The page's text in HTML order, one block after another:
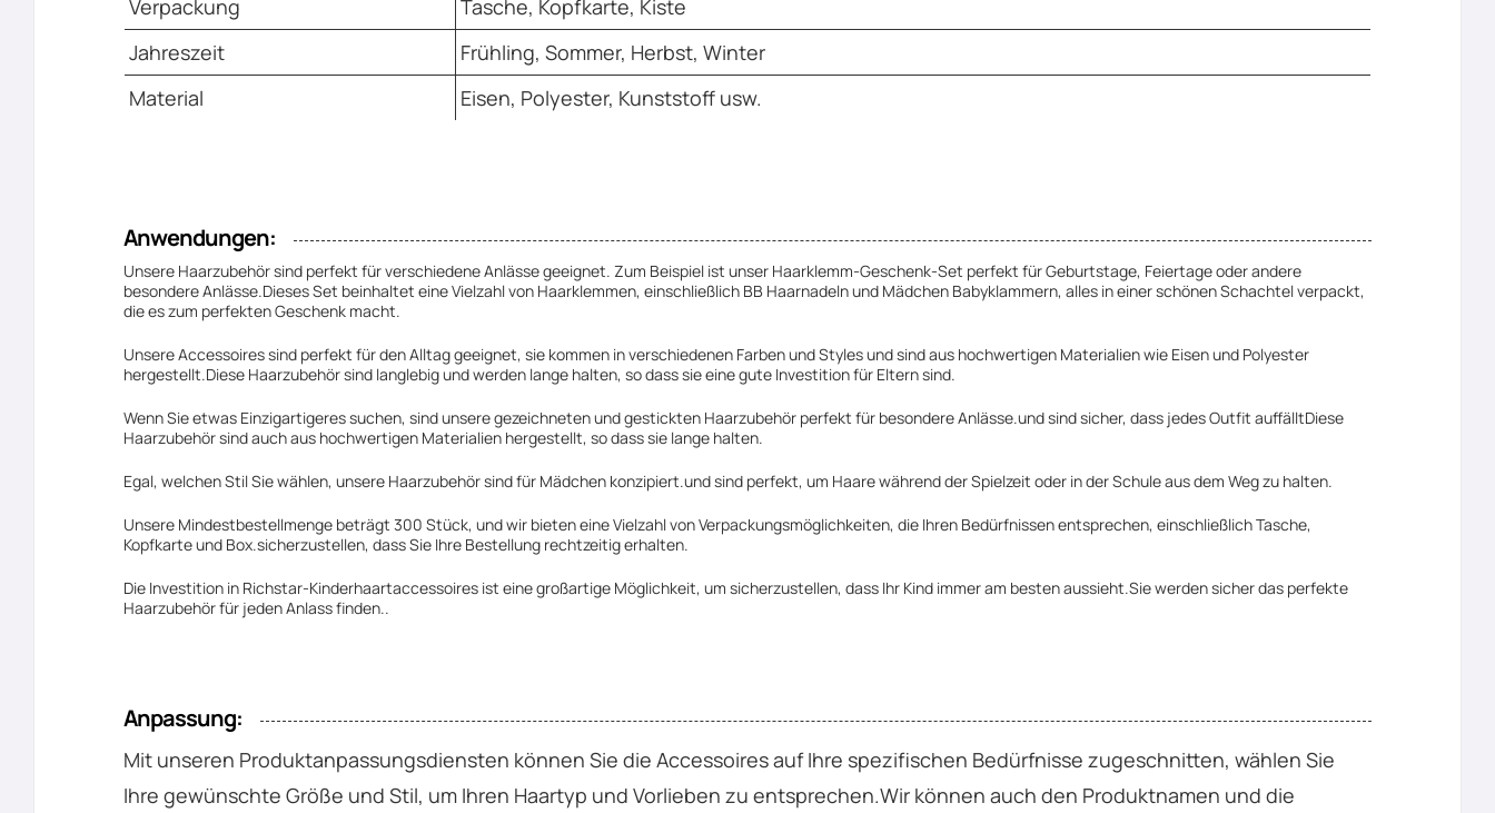
Verpackung
Tasche, Kopfkarte, Kiste
Jahreszeit
Frühling, Sommer, Herbst, Winter
Material
Eisen, Polyester, Kunststoff usw.
Anwendungen:
Unsere Haarzubehör sind perfekt für verschiedene Anlässe geeignet. Zum Beispiel ist unser Haarklemm-Geschenk-Set perfekt für Geburtstage, Feiertage oder andere
besondere Anlässe.Dieses Set beinhaltet eine Vielzahl von Haarklemmen, einschließlich BB Haarnadeln und Mädchen Babyklammern, alles in einer schönen Schachtel verpackt,
die es zum perfekten Geschenk macht.
Unsere Accessoires sind perfekt für den Alltag geeignet, sie kommen in verschiedenen Farben und Styles und sind aus hochwertigen Materialien wie Eisen und Polyester
hergestellt.Diese Haarzubehör sind langlebig und werden lange halten, so dass sie eine gute Investition für Eltern sind.
Wenn Sie etwas Einzigartigeres suchen, sind unsere gezeichneten und gestickten Haarzubehör perfekt für besondere Anlässe.und sind sicher, dass jedes Outfit auffälltDiese
Haarzubehör sind auch aus hochwertigen Materialien hergestellt, so dass sie lange halten.
Egal, welchen Stil Sie wählen, unsere Haarzubehör sind für Mädchen konzipiert.und sind perfekt, um Haare während der Spielzeit oder in der Schule aus dem Weg zu halten.
Unsere Mindestbestellmenge beträgt 300 Stück, und wir bieten eine Vielzahl von Verpackungsmöglichkeiten, die Ihren Bedürfnissen entsprechen, einschließlich Tasche,
Kopfkarte und Box.sicherzustellen, dass Sie Ihre Bestellung rechtzeitig erhalten.
Die Investition in Richstar-Kinderhaartaccessoires ist eine großartige Möglichkeit, um sicherzustellen, dass Ihr Kind immer am besten aussieht.Sie werden sicher das perfekte
Haarzubehör für jeden Anlass finden..
Anpassung:
Mit unseren Produktanpassungsdiensten können Sie die Accessoires auf Ihre spezifischen Bedürfnisse zugeschnitten, wählen Sie
Ihre gewünschte Größe und Stil, um Ihren Haartyp und Vorlieben zu entsprechen.Wir können auch den Produktnamen und die